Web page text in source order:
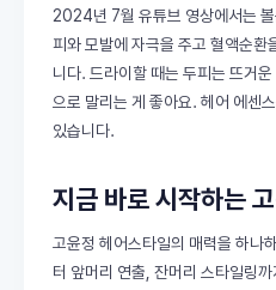
2024년 7월 유튜브 영상에서는
피와 모발에 자극을 주고 혈액순환
니다. 드라이할 때는 두피는 뜨거
으로 말리는 게 좋아요. 헤어 에센
있습니다.
지금 바로 시작하는
고윤정 헤어스타일의 매력을 하나
터 앞머리 연출, 잔머리 스타일링